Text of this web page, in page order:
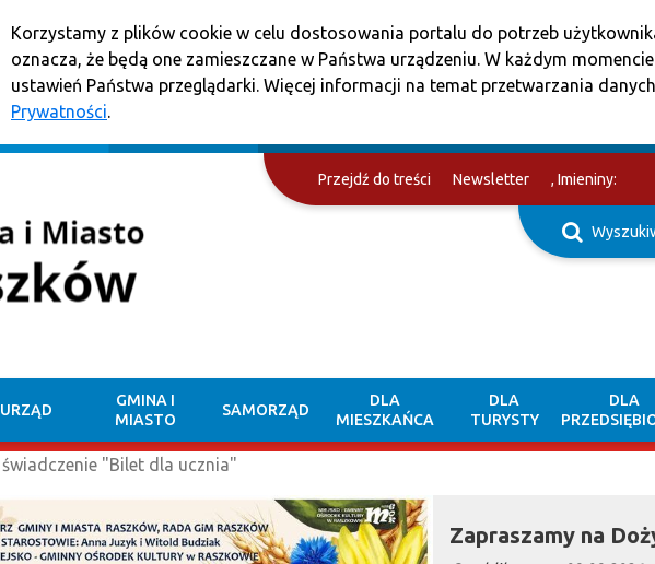
Korzystamy z plików cookie w celu dostosowania portalu do potrzeb
oznacza, że będą one zamieszczane w Państwa urządzeniu. W każdym
ustawień Państwa przeglądarki. Więcej informacji na temat przetwarzania
Prywatności.
Przejdź do treści Newsletter , Imieniny:
URZĄD
GMINA I
MIASTO
SAMORZĄD
DLA
MIESZKAŃCA
DLA
TURYSTY
DLA
świadczenie "Bilet dla ucznia"
Zapraszamy na